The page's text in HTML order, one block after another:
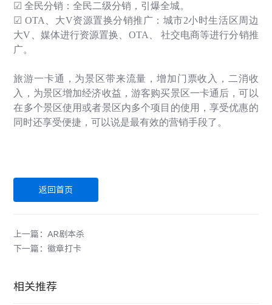
☑ 全民分销：全民二级分销，引爆全城。
☑ OTA、大V资源置换分销推广：城市2小时生活区周边
大V、媒体进行资源置换、 OTA、
社交电商等进行分销推
广。
旅游一卡通，为景区带来流量，增加门票收入，二消收
入，为景区增加经济收益，游客购买景区一卡通后，可以
在多个景区使用或者景区内多个项目的使用，享受优惠的
同时还享受便捷，可以说是最有效的营销手段了。
返回首页
上一篇：AR剧本杀
下一篇：徽章打卡
相关推荐